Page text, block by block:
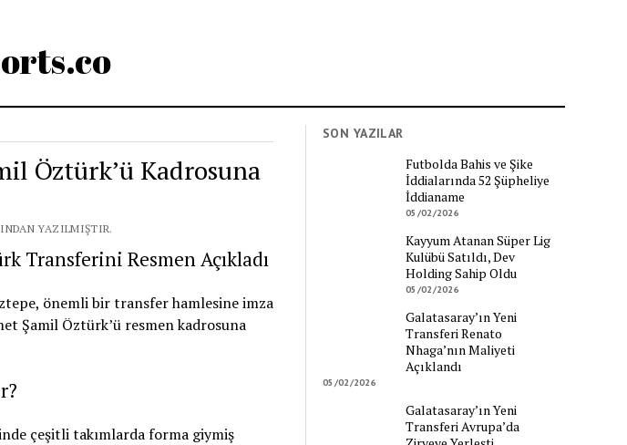
Öztürk’ü Kadrosuna
YAZILMIŞTIR.
Transferini Resmen Açıkladı
önemli bir transfer hamlesine imza
Şamil Öztürk’ü resmen kadrosuna
çeşitli takımlarda forma giymiş
SON YAZILAR
Futbolda Bahis ve Şike
İddialarında 52 Şüpheliye
İddianame
05/02/2026
Kayyum Atanan Süper Lig
Kulübü Satıldı, Dev
Holding Sahip Oldu
05/02/2026
Galatasaray’ın Yeni
Transferi Renato
Nhaga’nın Maliyeti
Açıklandı
05/02/2026
Galatasaray’ın Yeni
Transferi Avrupa’da